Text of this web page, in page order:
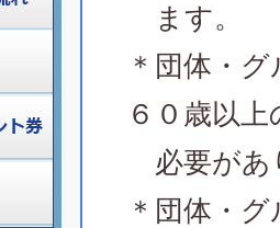
ます。
＊団体・
６０歳以
必要があ
＊団体・